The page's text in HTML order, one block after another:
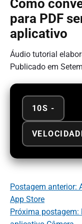
Como
para PDF
aplicativo
Áudio tutorial
Publicado em
10S -
Postagem anterior:
App Store
Próxima